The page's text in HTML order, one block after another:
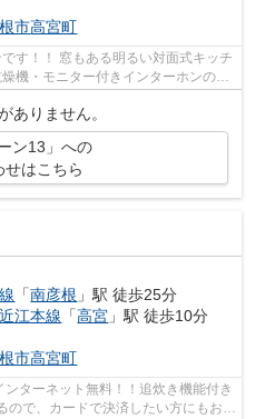
市高宮町
す！！ 窓もある明るい対面式キッチ
機・モニター付きインターホンのあ
ありません。
ン13」への
せはこちら
「南彦根 」駅 徒歩25分
江本線 「高宮 」駅 徒歩10分
市高宮町
ターネット無料！！追炊き機能付き
ので、カードで決済したい方にもおす